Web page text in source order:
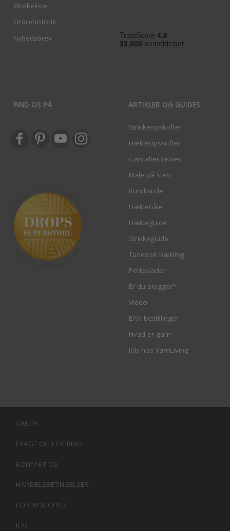
Ønskeliste
Ordrehistorik
Nyhedsbrev
FIND OS PÅ ARTIKLER OG GUIDES
Strikkeopskrifter
Hækleopskrifter
Garnalternativer
Male på sten
Rundpinde
Hæklenåle
Hækleguide
Strikkeguide
Tunesisk hækling
Perleplader
Er du blogger?
Video
EAN bestillinger
Hvad er garn
Job hos YarnLiving
OM OS
FRAGT OG LEVERING
KONTAKT OS
HANDELSBETINGELSER
FORTROLIGHED
JOB